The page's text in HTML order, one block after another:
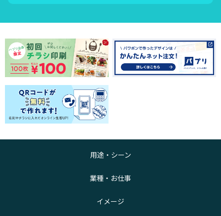
用途・シーン
業種・お仕事
イメージ